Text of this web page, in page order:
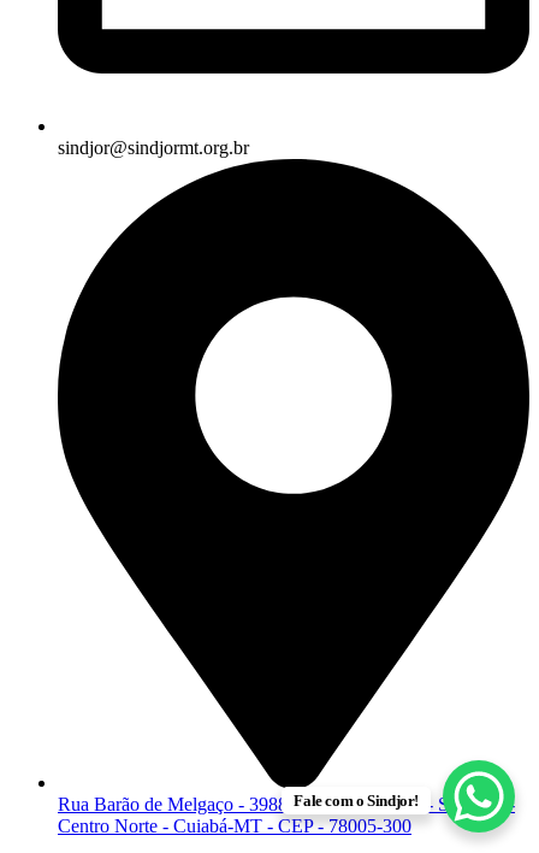
sindjor@sindjormt.org.br
Rua Barão de Melgaço - 3988 - Edifício Leblon - Sala 107 -
Centro Norte - Cuiabá-MT - CEP - 78005-300
Fale com o Sindjor!